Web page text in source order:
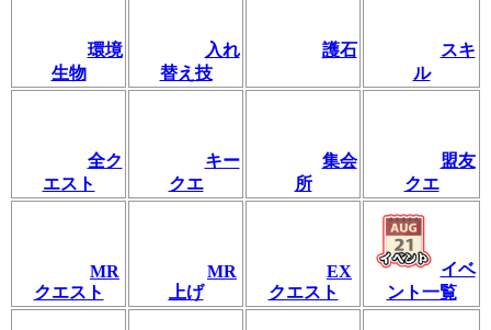
環境
生物
入れ
替え技
護石
スキ
ル
全ク
エスト
キー
クエ
集会
所
盟友
クエ
MR
クエスト
MR
上げ
EX
クエスト
イベ
ント一覧